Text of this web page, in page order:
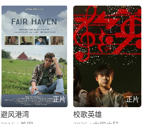
正片
避风港湾
正片
校歌英雄